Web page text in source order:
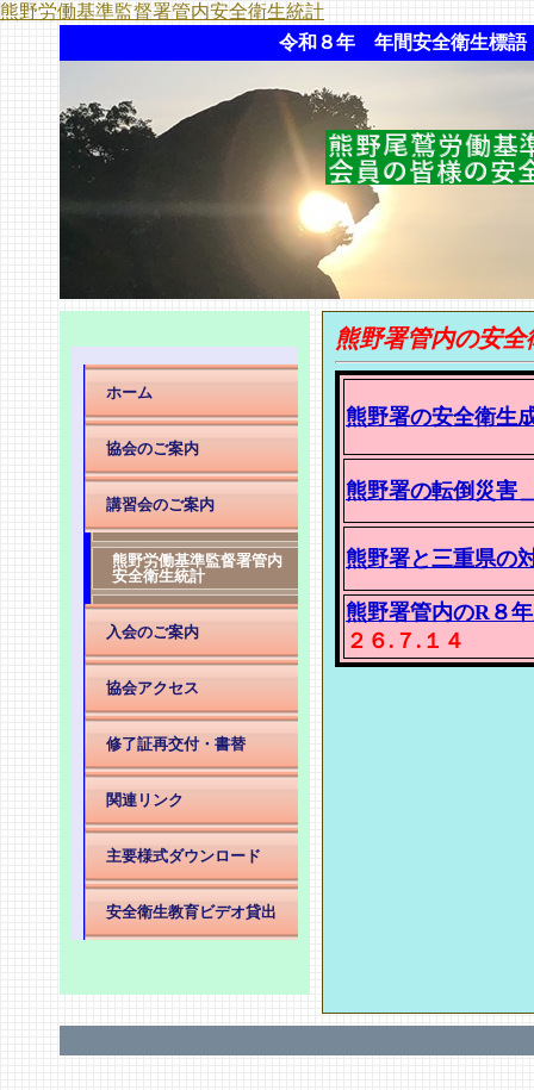
熊野労働基準監督署管内安全衛生統計
令和８年 年間安全衛生標
ホーム
協会のご案内
講習会のご案内
熊野労働基準監督署管内
安全衛生統計
入会のご案内
協会アクセス
修了証再交付・書替
関連リンク
主要様式ダウンロード
安全衛生教育ビデオ貸出
熊野署管内の安
熊野署の安全衛
熊野署の転倒災害
熊野署と三重県の
熊野署管内のR８
２６.７.１４